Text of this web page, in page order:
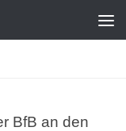
BfB an den